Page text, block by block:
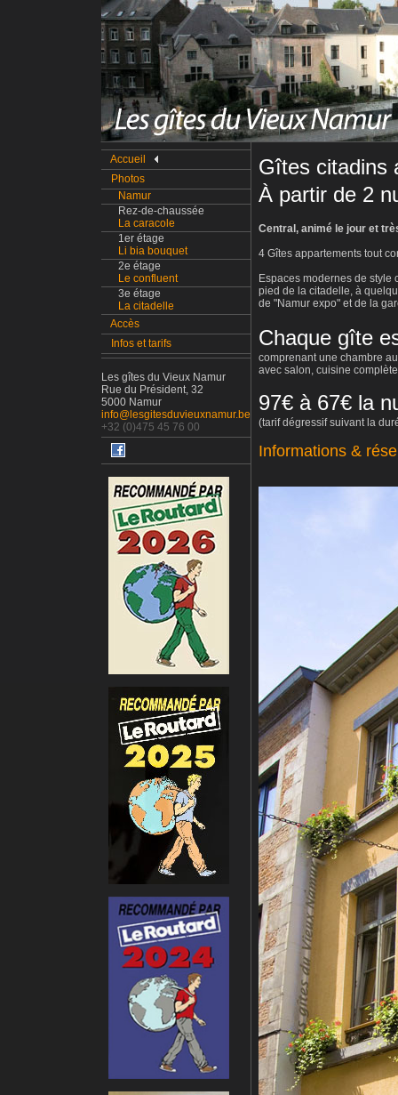
Accueil
Photos
Namur
Rez-de-chaussée
La caracole
1er étage
Li bia bouquet
2e étage
Le confluent
3e étage
La citadelle
Accès
Infos et tarifs
Les gîtes du Vieux Namur
Rue du Président, 32
5000 Namur
info@lesgitesduvieuxnamur.be
+32 (0)475 45 76 00
Gîtes citadins
À partir de 2
Central, animé le jour et
4 Gîtes appartements tout
Espaces modernes de
pied de la citadelle, à
de "Namur expo" et de la
Chaque gîte
comprenant une chambre
avec salon, cuisine
97€ à 67€ la
(tarif dégressif suivant la
Informations &